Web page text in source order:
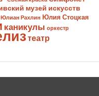
музей искусств
Юлиан Рахлин Юлия Стоцкая
каникулы оркестр
театр